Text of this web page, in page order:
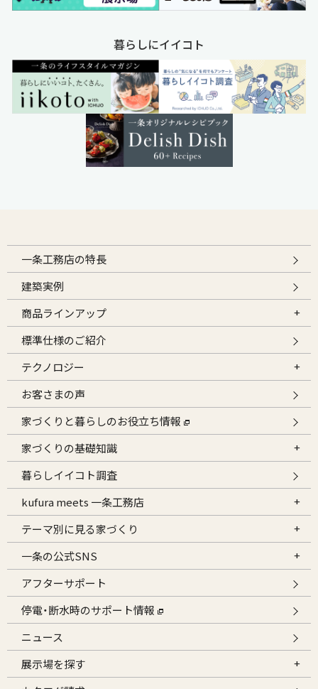
暮らしにイイコト
一条工務店の特長
建築実例
商品ラインアップ
標準仕様のご紹介
テクノロジー
お客さまの声
家づくりと暮らしのお役立ち情報
家づくりの基礎知識
暮らしイイコト調査
kufura meets 一条工務店
テーマ別に見る家づくり
一条の公式SNS
アフターサポート
停電・断水時のサポート情報
ニュース
展示場を探す